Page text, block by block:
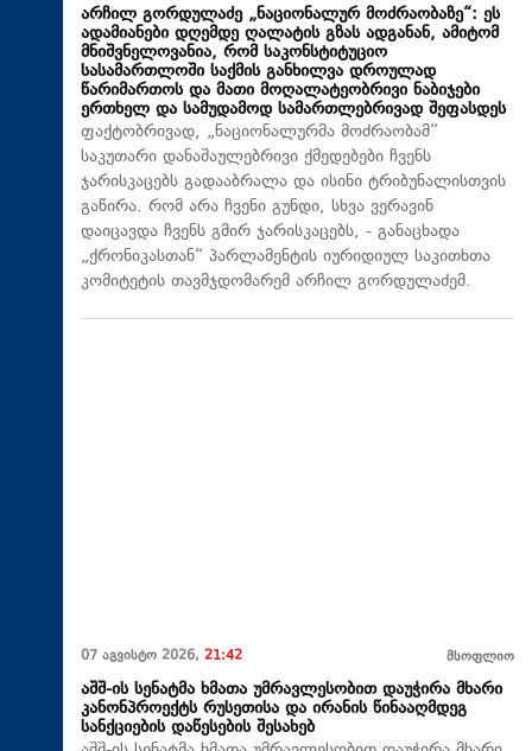
არჩილ გორდულაძე „ნაციონალურ მოძრაობაზე“: ეს
ადამიანები დღემდე ღალატის გზას ადგანან, ამიტომ
მნიშვნელოვანია, რომ საკონსტიტუციო
სასამართლოში საქმის განხილვა დროულად
წარიმართოს და მათი მოღალატეობრივი ნაბიჯები
ერთხელ და სამუდამოდ სამართლებრივად შეფასდეს
ფაქტობრივად, „ნაციონალურმა მოძრაობამ“
საკუთარი დანაშაულებრივი ქმედებები ჩვენს
ჯარისკაცებს გადააბრალა და ისინი ტრიბუნალისთვის
გაწირა. რომ არა ჩვენი გუნდი, სხვა ვერავინ
დაიცავდა ჩვენს გმირ ჯარისკაცებს, - განაცხადა
„ქრონიკასთან“ პარლამენტის იურიდიულ საკითხთა
კომიტეტის თავმჯდომარემ არჩილ გორდულაძემ.
07 აგვისტო 2026, 21:42 მსოფლიო
აშშ-ის სენატმა ხმათა უმრავლესობით დაუჭირა მხარი
კანონპროექტს რუსეთისა და ირანის წინააღმდეგ
სანქციების დაწესების შესახებ